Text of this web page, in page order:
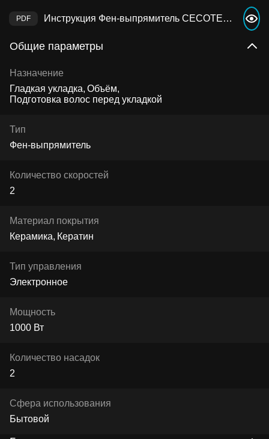
Инструкция Фен-выпрямитель CECOTEC AirLisse 2in1 ForceDry Black
Общие параметры
Назначение
Гладкая укладка Объём
Подготовка волос перед укладкой
Тип
Фен-выпрямитель
Количество скоростей
2
Материал покрытия
Керамика Кератин
Тип управления
Электронное
Мощность
1000 Вт
Количество насадок
2
Сфера использования
Бытовой